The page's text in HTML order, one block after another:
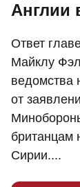
Англии
Ответ
Майклу
ведомства
от
британцам
Сирии....